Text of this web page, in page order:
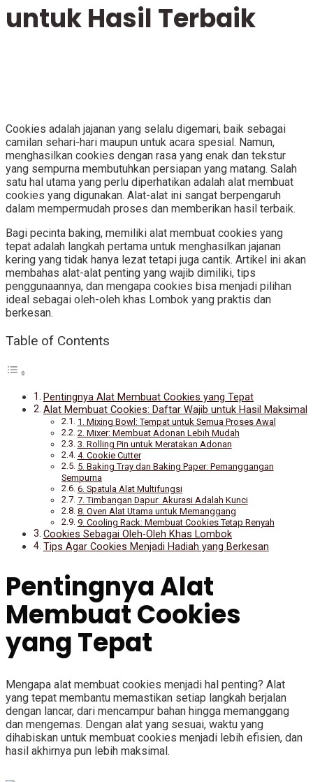
untuk Hasil Terbaik
Cookies adalah jajanan yang selalu digemari, baik sebagai
camilan sehari-hari maupun untuk acara spesial. Namun,
menghasilkan cookies dengan rasa yang enak dan tekstur
yang sempurna membutuhkan persiapan yang matang. Salah
satu hal utama yang perlu diperhatikan adalah alat membuat
cookies yang digunakan. Alat-alat ini sangat berpengaruh
dalam mempermudah proses dan memberikan hasil terbaik.
Bagi pecinta baking, memiliki alat membuat cookies yang
tepat adalah langkah pertama untuk menghasilkan jajanan
kering yang tidak hanya lezat tetapi juga cantik. Artikel ini akan
membahas alat-alat penting yang wajib dimiliki, tips
penggunaannya, dan mengapa cookies bisa menjadi pilihan
ideal sebagai oleh-oleh khas Lombok yang praktis dan
berkesan.
Table of Contents
Pentingnya Alat Membuat Cookies yang Tepat
Alat Membuat Cookies: Daftar Wajib untuk Hasil Maksimal
1. Mixing Bowl: Tempat untuk Semua Proses Awal
2. Mixer: Membuat Adonan Lebih Mudah
3. Rolling Pin untuk Meratakan Adonan
4. Cookie Cutter
5. Baking Tray dan Baking Paper: Pemanggangan
Sempurna
6. Spatula Alat Multifungsi
7. Timbangan Dapur: Akurasi Adalah Kunci
8. Oven Alat Utama untuk Memanggang
9. Cooling Rack: Membuat Cookies Tetap Renyah
Cookies Sebagai Oleh-Oleh Khas Lombok
Tips Agar Cookies Menjadi Hadiah yang Berkesan
Pentingnya Alat
Membuat Cookies
yang Tepat
Mengapa alat membuat cookies menjadi hal penting? Alat
yang tepat membantu memastikan setiap langkah berjalan
dengan lancar, dari mencampur bahan hingga memanggang
dan mengemas. Dengan alat yang sesuai, waktu yang
dihabiskan untuk membuat cookies menjadi lebih efisien, dan
hasil akhirnya pun lebih maksimal.